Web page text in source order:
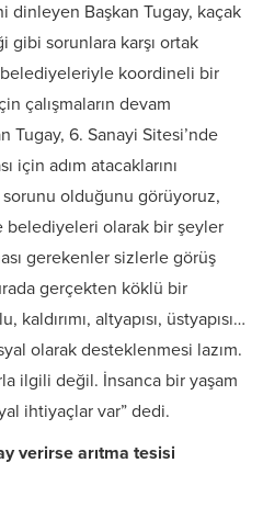
dinleyen Başkan Tugay, kaçak
sorunlara karşı ortak
belediyeleriyle koordineli bir
çalışmaların devam
Tugay, 6. Sanayi Sitesi’nde
için adım atacaklarını
sorunu olduğunu görüyoruz,
olarak bir şeyler
gerekenler sizlerle görüş
gerçekten köklü bir
altyapısı, üstyapısı…
olarak desteklenmesi lazım.
ilgili değil. İnsanca bir yaşam
ihtiyaçlar var” dedi.
verirse arıtma tesisi